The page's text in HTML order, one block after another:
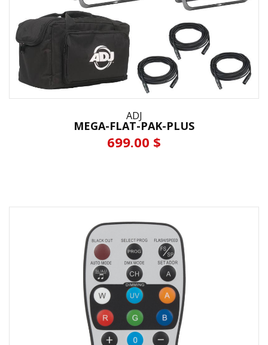
ADJ
MEGA-FLAT-PAK-PLUS
699.00 $